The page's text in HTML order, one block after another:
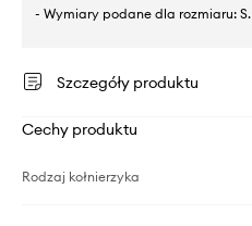
- Wymiary podane dla rozmiaru: S.
Szczegóły produktu
Cechy produktu
Rodzaj kołnierzyka